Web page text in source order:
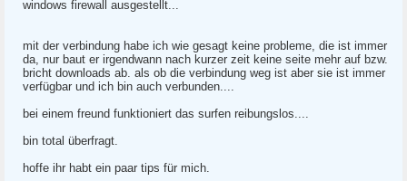
windows firewall ausgestellt...
mit der verbindung habe ich wie gesagt keine probleme, die ist immer
da, nur baut er irgendwann nach kurzer zeit keine seite mehr auf bzw.
bricht downloads ab. als ob die verbindung weg ist aber sie ist immer
verfügbar und ich bin auch verbunden....
bei einem freund funktioniert das surfen reibungslos....
bin total überfragt.
hoffe ihr habt ein paar tips für mich.